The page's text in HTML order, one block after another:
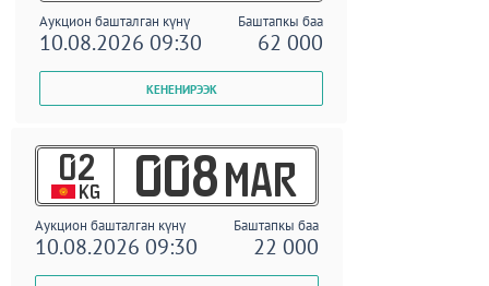
Аукцион башталган күнү Баштапкы баа
10.08.2026 09:30 62 000
02
KG 008 MAR
Аукцион башталган күнү Баштапкы баа
10.08.2026 09:30 22 000